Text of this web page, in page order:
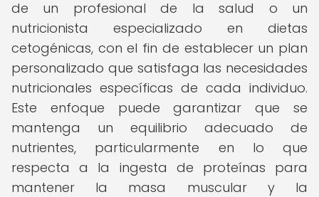
de un profesional de la salud o un
nutricionista especializado en dietas
cetogénicas, con el fin de establecer un plan
personalizado que satisfaga las necesidades
nutricionales específicas de cada individuo.
Este enfoque puede garantizar que se
mantenga un equilibrio adecuado de
nutrientes, particularmente en lo que
respecta a la ingesta de proteínas para
mantener la masa muscular y la